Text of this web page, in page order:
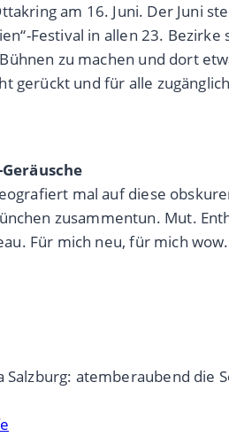
am 16. Juni. Der Juni
Festival in allen 23.
zu machen und dort
gerückt und für alle
mal auf diese
zusammentun. Mut.
Für mich neu, für mich wow.
atemberaubend die